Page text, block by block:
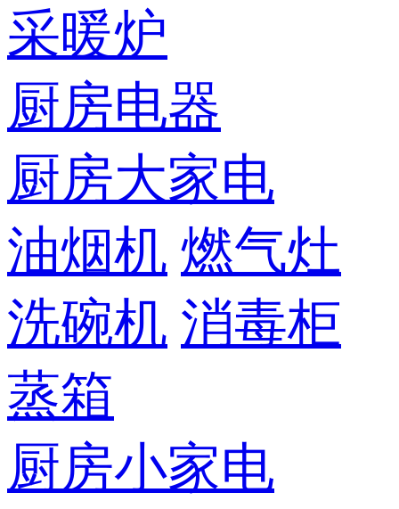
采暖炉
厨房电器
厨房大家电
油烟机 燃气灶
洗碗机 消毒柜
蒸箱
厨房小家电